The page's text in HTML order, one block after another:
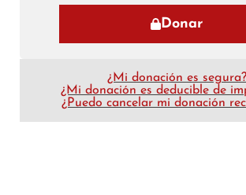
Donar
¿Mi donación es segura?
¿Mi donación es deducible de
¿Puedo cancelar mi donación